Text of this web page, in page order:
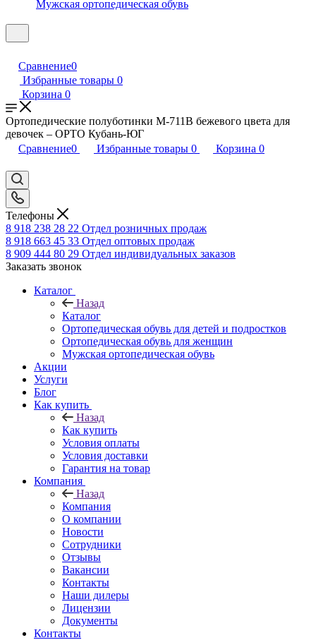
Мужская ортопедическая обувь
Сравнение0
Избранные товары 0
Корзина 0
Ортопедические полуботинки М-711В бежевого цвета для
девочек – ОРТО Кубань-ЮГ
Сравнение0 Избранные товары 0 Корзина 0
Телефоны
8 918 238 28 22 Отдел розничных продаж
8 918 663 45 33 Отдел оптовых продаж
8 909 444 80 29 Отдел индивидуальных заказов
Заказать звонок
Каталог
Назад
Каталог
Ортопедическая обувь для детей и подростков
Ортопедическая обувь для женщин
Мужская ортопедическая обувь
Акции
Услуги
Блог
Как купить
Назад
Как купить
Условия оплаты
Условия доставки
Гарантия на товар
Компания
Назад
Компания
О компании
Новости
Сотрудники
Отзывы
Вакансии
Контакты
Наши дилеры
Лицензии
Документы
Контакты